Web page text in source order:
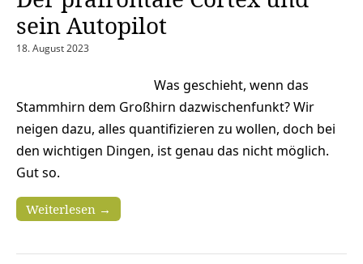
sein Autopilot
18. August 2023
Was geschieht, wenn das
Stammhirn dem Großhirn dazwischenfunkt? Wir
neigen dazu, alles quantifizieren zu wollen, doch bei
den wichtigen Dingen, ist genau das nicht möglich.
Gut so.
Weiterlesen →